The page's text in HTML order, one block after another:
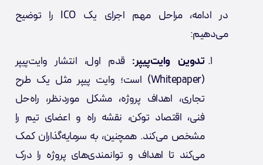
در ادامه، مراحل مهم اجرای یک ICO را توضیح
می‌دهیم:
تدوین وایت‌پیپر: قدم اول، انتشار وایت‌پیپر
(Whitepaper) است؛ وایت پیپر مثل یک طرح
تجاری، اهداف پروژه، مشکل موردنظر، راه‌حل
فنی، اقتصاد توکن، نقشه راه و اعضای تیم را
مشخص می‌کند. همچنین، به سرمایه‌گذاران کمک
می‌کند تا اهداف و توانمندی‌های پروژه را درک